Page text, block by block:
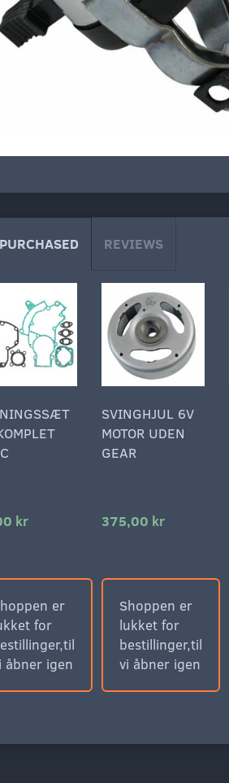
REVIEWS
kr
er
for
åbner igen
SVINGHJUL 6V
MOTOR UDEN
GEAR
375,00 kr
Shoppen er
lukket for
bestillinger,til
vi åbner igen